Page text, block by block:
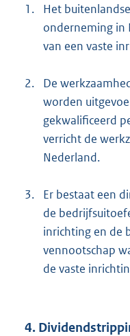
1.
Het
onderneming in
van een vaste
2.
De
worden
gekwalificeerd
verricht de
Nederland.
3.
Er bestaat een
de
inrichting en de
vennootschap
de vaste
4.